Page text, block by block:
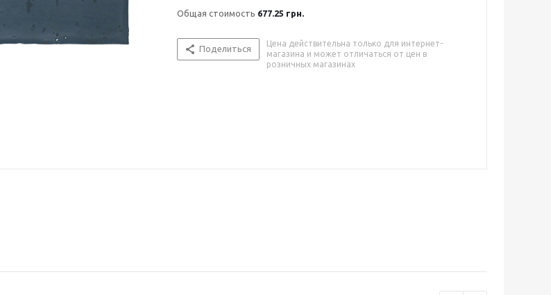
Общая стоимость 677.25 грн.
Поделиться
Цена действительна только для интернет-
магазина и может отличаться от цен в
розничных магазинах